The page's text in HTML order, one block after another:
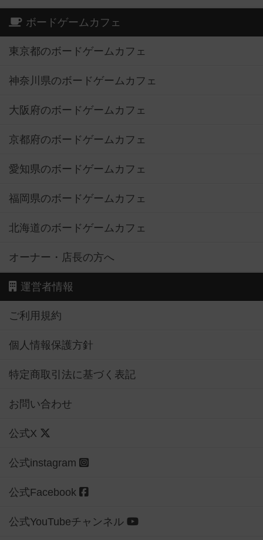
ボードゲームカフェ
東京都のボードゲームカフェ
神奈川県のボードゲームカフェ
大阪府のボードゲームカフェ
京都府のボードゲームカフェ
愛知県のボードゲームカフェ
福岡県のボードゲームカフェ
北海道のボードゲームカフェ
オーナー・店長の方へ
運営者情報
ご利用規約
個人情報保護方針
特定商取引法に基づく表記
お問い合わせ
公式X
公式instagram
公式Facebook
公式YouTubeチャンネル